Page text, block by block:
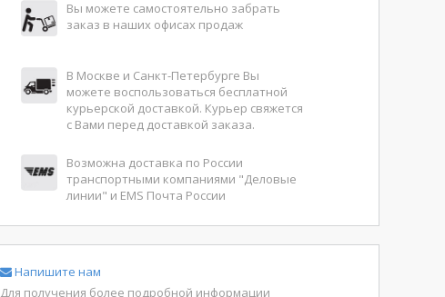
Вы можете самостоятельно забрать
заказ в наших офисах продаж
В Москве и Санкт-Петербурге Вы
можете воспользоваться бесплатной
курьерской доставкой. Курьер свяжется
с Вами перед доставкой заказа.
Возможна доставка по России
транспортными компаниями "Деловые
линии" и EMS Почта России
Напишите нам
Для получения более подробной информации